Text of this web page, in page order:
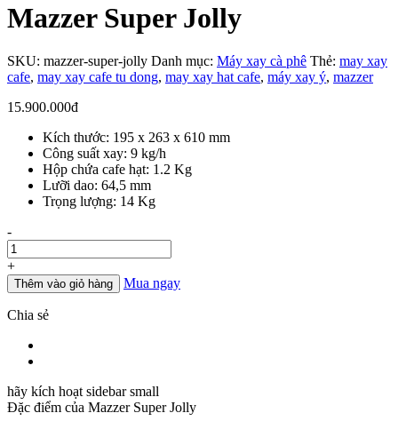
Mazzer Super Jolly
SKU: mazzer-super-jolly Danh mục: Máy xay cà phê Thẻ: may xay
cafe, may xay cafe tu dong, may xay hat cafe, máy xay ý, mazzer
15.900.000đ
Kích thước: 195 x 263 x 610 mm
Công suất xay: 9 kg/h
Hộp chứa cafe hạt: 1.2 Kg
Lưỡi dao: 64,5 mm
Trọng lượng: 14 Kg
Số
lượng
-
+
Thêm vào giỏ hàng Mua ngay
Chia sẻ
hãy kích hoạt sidebar small
Đặc điểm của Mazzer Super Jolly